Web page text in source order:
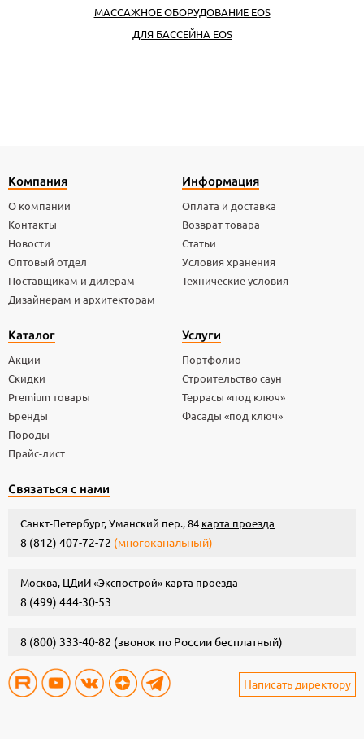
МАССАЖНОЕ ОБОРУДОВАНИЕ EOS
ДЛЯ БАССЕЙНА EOS
Компания
О компании
Контакты
Новости
Оптовый отдел
Поставщикам и дилерам
Дизайнерам и архитекторам
Информация
Оплата и доставка
Возврат товара
Статьи
Условия хранения
Технические условия
Каталог
Акции
Скидки
Premium товары
Бренды
Породы
Прайс-лист
Услуги
Портфолио
Строительство саун
Террасы «под ключ»
Фасады «под ключ»
Связаться с нами
Санкт-Петербург, Уманский пер., 84 карта проезда
8 (812) 407-72-72 (многоканальный)
Москва, ЦДиИ «Экспострой» карта проезда
8 (499) 444-30-53
8 (800) 333-40-82 (звонок по России бесплатный)
Написать директору